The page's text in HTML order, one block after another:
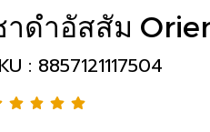
าดำอัสสัม
: 8857121117504